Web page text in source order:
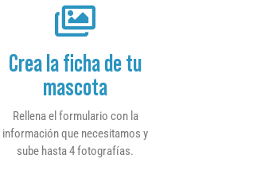
Crea la ficha de tu
mascota
Rellena el formulario con la
información que necesitamos y
sube hasta 4 fotografías.